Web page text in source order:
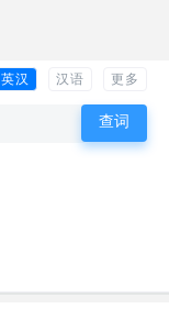
英汉 汉语 更多